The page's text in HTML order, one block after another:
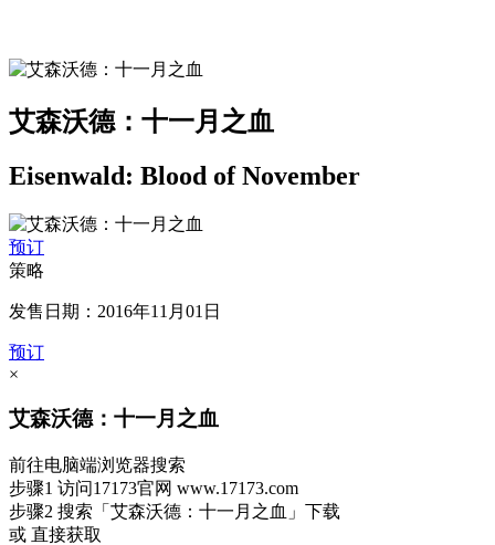
艾森沃德：十一月之血
Eisenwald: Blood of November
预订
策略
发售日期：2016年11月01日
预订
×
艾森沃德：十一月之血
前往电脑端浏览器搜索
步骤1 访问17173官网 www.17173.com
步骤2 搜索 「艾森沃德：十一月之血」 下载
或 直接获取